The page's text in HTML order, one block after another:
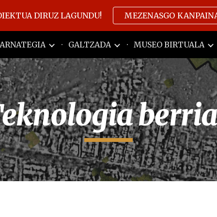
to main content Skip to
DIRUZ LAGUNDU! MEZENASGO
GALTZADA MUSEO BIRTUALA